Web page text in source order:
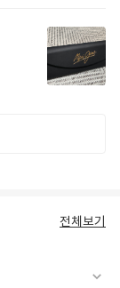
전체보기